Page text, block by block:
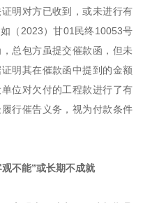
明对方已收到，或未进行有
（2023）甘01民终10053号
总包方虽提交催款函，但未
明其在催款函中提到的金额
位对欠付的工程款进行了有
行催告义务，视为付款条件
不能”或长期不成就